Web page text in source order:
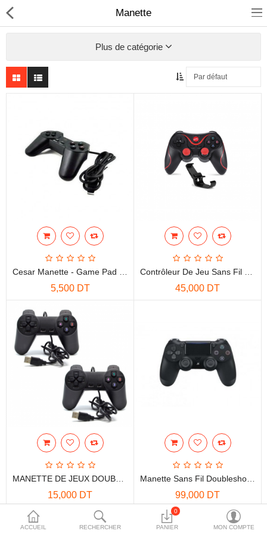
Sécurité
Téléphonie IP
Sonorisation
Régulateur de tension
Instrument de mesure
Informatique
More Categories
Comparer
Devise
ACCUEIL RECHERCHER
0
PANIER MON COMPTE
Manette
Plus de catégorie
5,500 DT 45,000 DT
15,000 DT 99,000 DT
Affichage de 1 à 4 sur 4 (1 pages)